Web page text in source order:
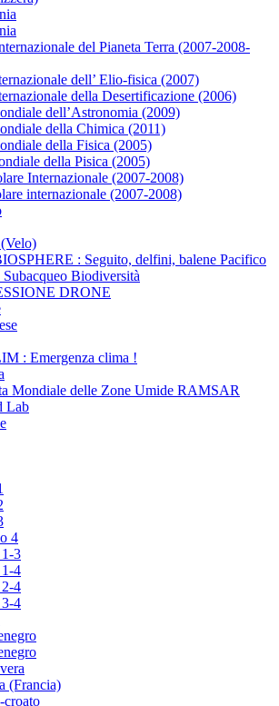
del Pianeta Terra (2007-2008-
dell’ Elio-fisica (2007)
della Desertificazione (2006)
dell’Astronomia (2009)
della Chimica (2011)
della Fisica (2005)
della Pisica (2005)
Internazionale (2007-2008)
internazionale (2007-2008)
: Seguito, delfini, balene Pacifico
Biodiversità
DRONE
: Emergenza clima !
Mondiale delle Zone Umide RAMSAR
Lab
4
3
4
4
4
(Francia)
croato